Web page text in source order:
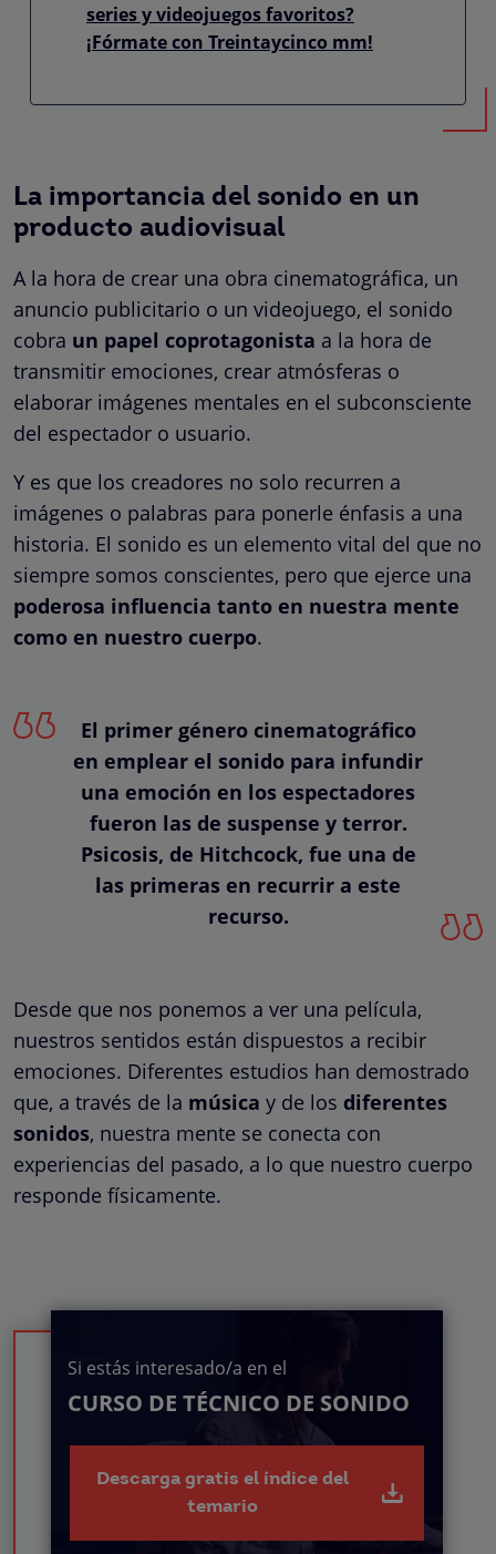
series y videojuegos favoritos?
¡Fórmate con Treintaycinco mm!
La importancia del sonido en un
producto audiovisual
A la hora de crear una obra cinematográfica, un
anuncio publicitario o un videojuego, el sonido
cobra un papel coprotagonista a la hora de
transmitir emociones, crear atmósferas o
elaborar imágenes mentales en el subconsciente
del espectador o usuario.
Y es que los creadores no solo recurren a
imágenes o palabras para ponerle énfasis a una
historia. El sonido es un elemento vital del que no
siempre somos conscientes, pero que ejerce una
poderosa influencia tanto en nuestra mente
como en nuestro cuerpo.
El primer género cinematográfico
en emplear el sonido para infundir
una emoción en los espectadores
fueron las de suspense y terror.
Psicosis, de Hitchcock, fue una de
las primeras en recurrir a este
recurso.
Desde que nos ponemos a ver una película,
nuestros sentidos están dispuestos a recibir
emociones. Diferentes estudios han demostrado
que, a través de la música y de los diferentes
sonidos, nuestra mente se conecta con
experiencias del pasado, a lo que nuestro cuerpo
responde físicamente.
Si estás interesado/a en el
CURSO DE TÉCNICO DE SONIDO
Descarga gratis el índice del
temario